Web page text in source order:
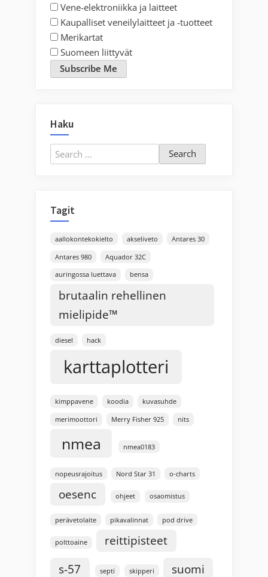
Vene-elektroniikka ja laitteet
Kaupalliset veneilylaitteet ja -tuotteet
Merikartat
Suomeen liittyvät
Subscribe Me
Haku
Search
for:
Tagit
aallokontekokielto akseliveto Antares 30
Antares 980 Aquador 32C
auringossa luettava bensa
brutaalin rehellinen
mielipide™
diesel hack
karttaplotteri
kimppavene koodia kuvasuhde
merimoottori Merry Fisher 925 nits
nmea nmea0183
nopeusrajoitus Nord Star 31 o-charts
oesenc ohjeet osaomistus
perävetolaite pikavalinnat pod drive
polttoaine
reittipisteet
s-57
septi skipperi suomi